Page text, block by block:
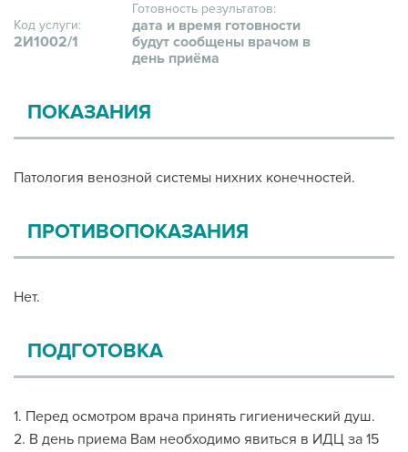
Код услуги:
2И1002/1
Готовность результатов:
дата и время готовности
будут сообщены врачом в
день приёма
ПОКАЗАНИЯ
Патология венозной системы нихних конечностей.
ПРОТИВОПОКАЗАНИЯ
Нет.
ПОДГОТОВКА
1. Перед осмотром врача принять гигиенический душ.
2. В день приема Вам необходимо явиться в ИДЦ за 15